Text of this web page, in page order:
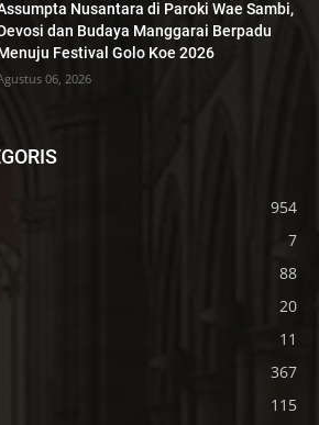
Nusantara di Paroki Wae Sambi,
dan Budaya Manggarai Berpadu
Festival Golo Koe 2026
06, 2026
954
7
88
20
11
367
115